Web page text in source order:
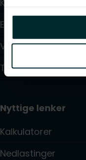
Konvektorer og
Elektrisk styring
Vannbasert
Takvarme og
Nyttige lenker
Kalkulatorer
Nedlastinger